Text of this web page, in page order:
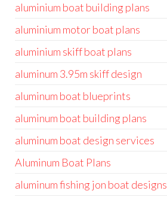
aluminium boat building plans
aluminium motor boat plans
aluminium skiff boat plans
aluminum 3.95m skiff design
aluminum boat blueprints
aluminum boat building plans
aluminum boat design services
Aluminum Boat Plans
aluminum fishing jon boat designs